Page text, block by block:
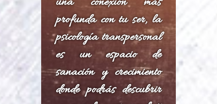
profunda con tu ser, la
psicología transpersonal
es un espacio de
sanación y crecimiento
donde podrás descubrir